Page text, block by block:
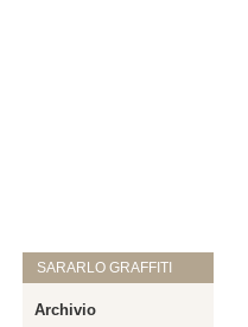
SARARLO GRAFFITI
Archivio